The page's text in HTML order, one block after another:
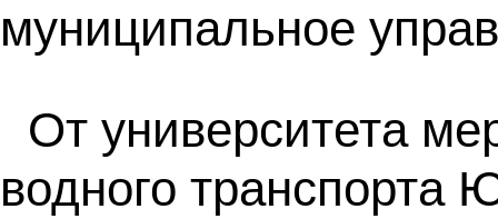
муниципальное
От университета
водного